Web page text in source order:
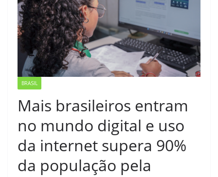
BRASIL
Mais brasileiros entram
no mundo digital e uso
da internet supera 90%
da população pela